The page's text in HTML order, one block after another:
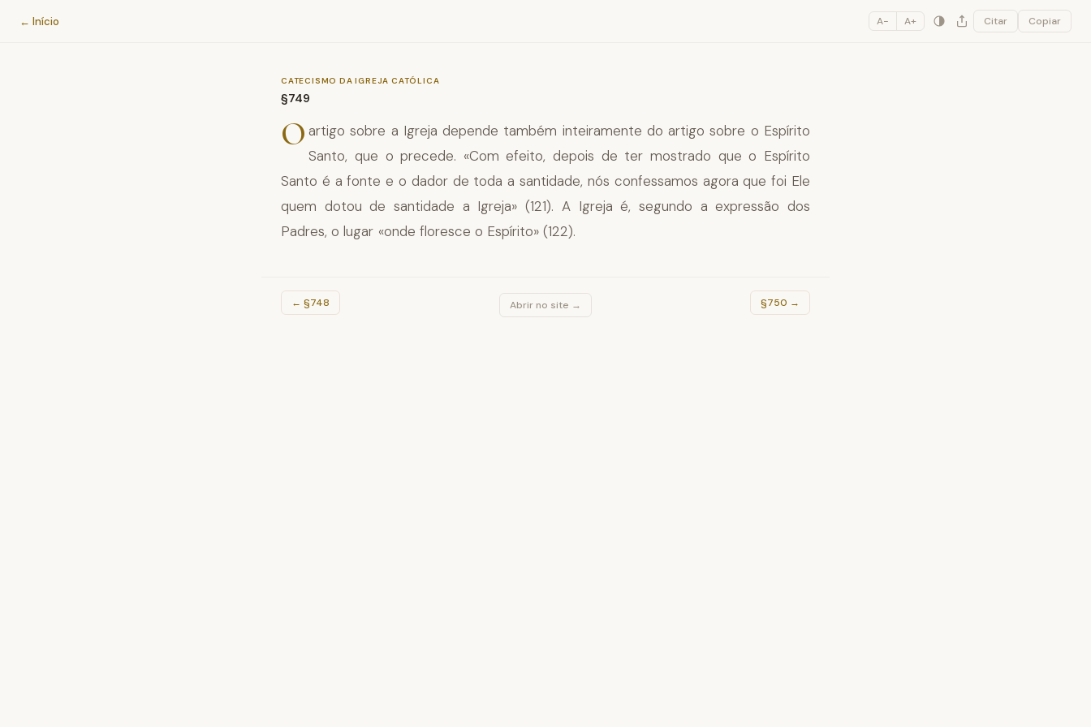
Catecismo da Igreja Católica
← Início A− A+ Citar Copiar
CATECISMO DA IGREJA CATÓLICA
§749
O artigo sobre a Igreja depende também inteiramente do artigo sobre o Espírito
Santo, que o precede. «Com efeito, depois de ter mostrado que o Espírito
Santo é a fonte e o dador de toda a santidade, nós confessamos agora que foi Ele
quem dotou de santidade a Igreja» (121). A Igreja é, segundo a expressão dos
Padres, o lugar «onde floresce o Espírito» (122).
← §748 Abrir no site → §750 →